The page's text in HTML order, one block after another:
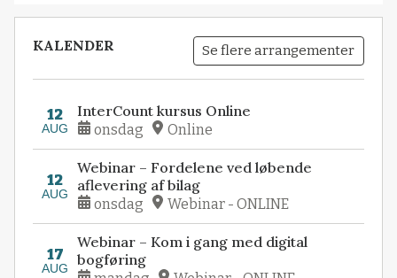
KALENDER Se flere arrangementer
12
AUG
InterCount kursus Online
onsdag Online
12
AUG
Webinar – Fordelene ved løbende
aflevering af bilag
onsdag Webinar - ONLINE
17
AUG
Webinar – Kom i gang med digital
bogføring